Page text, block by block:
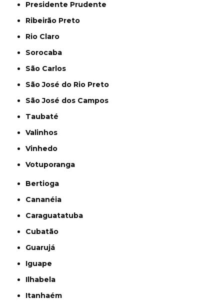
Presidente Prudente
Ribeirão Preto
Rio Claro
Sorocaba
São Carlos
São José do Rio Preto
São José dos Campos
Taubaté
Valinhos
Vinhedo
Votuporanga
Bertioga
Cananéia
Caraguatatuba
Cubatão
Guarujá
Iguape
Ilhabela
Itanhaém